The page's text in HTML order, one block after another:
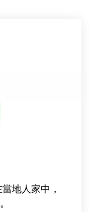
地人家中，